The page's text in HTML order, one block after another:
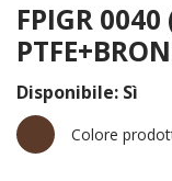
FPIGR
Disponibile: Sì
Colore